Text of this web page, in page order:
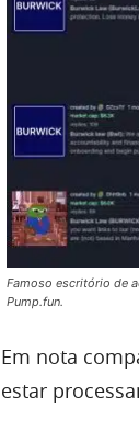
Famoso escritório de
Pump.fun.
Em nota
estar